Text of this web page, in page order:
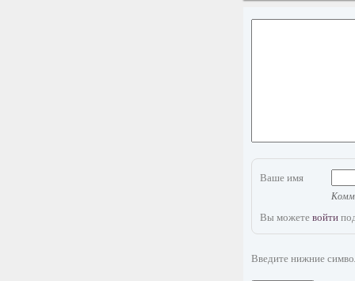
Ваше имя
Вы можете войти
Введите нижние